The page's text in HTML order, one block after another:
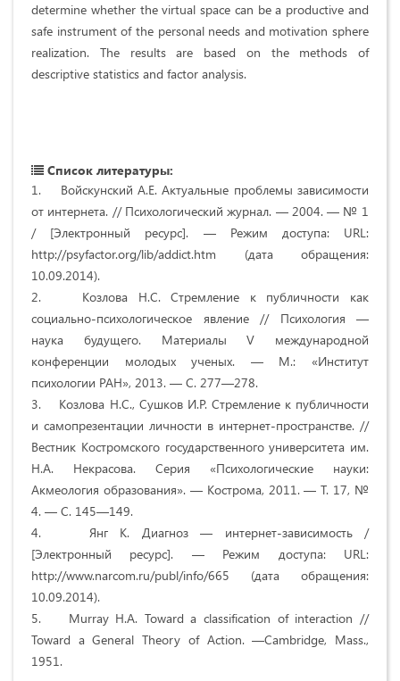
determine whether the virtual space can be a productive and
safe instrument of the personal needs and motivation sphere
realization. The results are based on the methods of
descriptive statistics and factor analysis.
Список литературы:
1. Войскунский А.Е. Актуальные проблемы зависимости
от интернета. // Психологический журнал. — 2004. — № 1
/ [Электронный ресурс]. — Режим доступа: URL:
http://psyfactor.org/lib/addict.htm (дата обращения:
10.09.2014).
2. Козлова Н.С. Стремление к публичности как
социально-психологическое явление // Психология —
наука будущего. Материалы V международной
конференции молодых ученых. — М.: «Институт
психологии РАН», 2013. — С. 277—278.
3. Козлова Н.С., Сушков И.Р. Стремление к публичности
и самопрезентации личности в интернет-пространстве. //
Вестник Костромского государственного университета им.
Н.А. Некрасова. Серия «Психологические науки:
Акмеология образования». — Кострома, 2011. — Т. 17, №
4. — С. 145—149.
4. Янг К. Диагноз — интернет-зависимость /
[Электронный ресурс]. — Режим доступа: URL:
http://www.narcom.ru/publ/info/665 (дата обращения:
10.09.2014).
5. Murray H.A. Toward a classification of interaction //
Toward a General Theory of Action. —Cambridge, Mass.,
1951.